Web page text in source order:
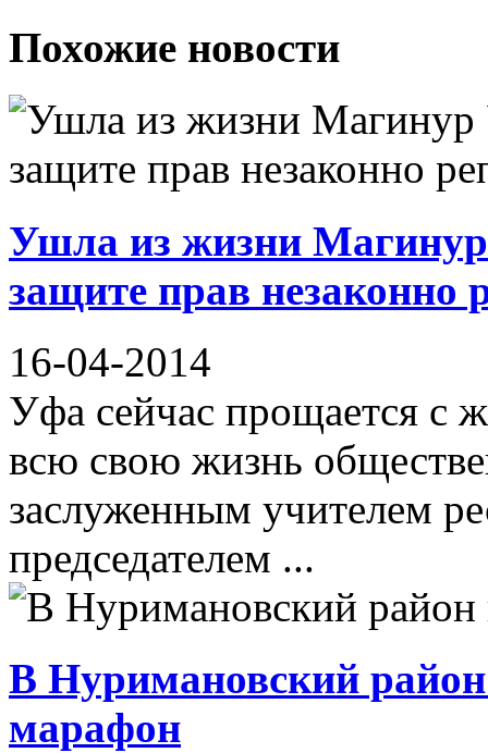
Похожие новости
Ушла из жизни Магинур
защите прав незаконно
16-04-2014
Уфа сейчас прощается с
всю свою жизнь
заслуженным учителем
председателем ...
В Нуримановский
марафон